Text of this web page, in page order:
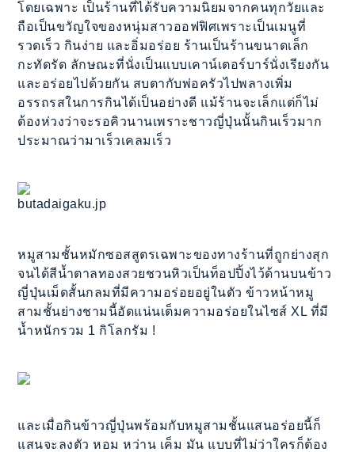
โดยเฉพาะ เป็นร้านที่ได้รับความนิยมจากคนทุกวัยและ
ถือเป็นขวัญใจของหนุ่มสาวออฟฟิศเพราะเป็นเมนูที่
รวดเร็ว กินง่าย และอิ่มอร่อย ร้านเป็นร้านขนาดเล็ก
กะทัดรัด ลักษณะที่นั่งเป็นแบบเคาน์เตอร์บาร์นั่งเรียงกัน
และอร่อยไปด้วยกัน สบตากับพ่อครัวไปพลางเพิ่ม
อรรถรสในการกินได้เป็นอย่างดี แม้ร้านจะเล็กแต่ก็ไม่
ต้องห่วงว่าจะรอคิวนานเพราะชาวญี่ปุ่นนั้นกินเร็วมาก
ประมาณว่ามาเร็วเคลมเร็ว
butadaigaku.jp
หมูสามชั้นหมักซอสสูตรเฉพาะของทางร้านที่ถูกย่างสุก
จนได้สีน้ำตาลทองสวยชวนหิวเป็นท็อปปิ้งไว้ด้านบนข้าว
ญี่ปุ่นเม็ดสั้นกลมที่มีความอร่อยอยู่ในตัว ข้าวหน้าหมู
สามชั้นย่างชามนี้อัดแน่นเต็มความอร่อยในไซส์ XL ที่มี
น้ำหนักรวม 1 กิโลกรัม !
และเมื่อกินข้าวญี่ปุ่นพร้อมกับหมูสามชั้นแสนอร่อยนี้ก็
แสนจะลงตัว หอม หว่าน เค็ม มัน แบบที่ไม่ว่าใครก็ต้อง